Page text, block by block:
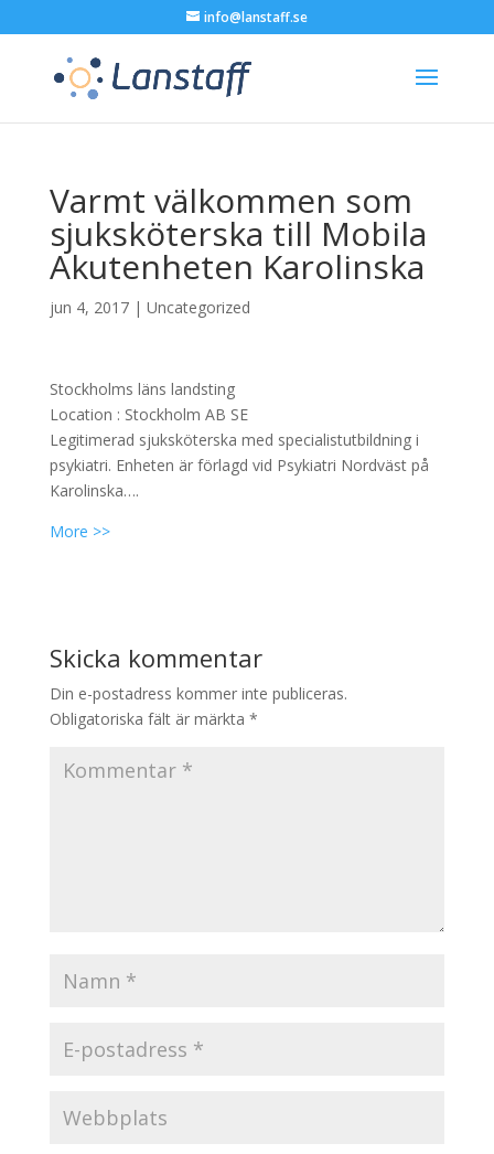
info@lanstaff.se
Varmt välkommen som
sjuksköterska till Mobila
Akutenheten Karolinska
jun 4, 2017| Uncategorized
Stockholms läns landsting
Location : Stockholm AB SE
Legitimerad sjuksköterska med specialistutbildning i
psykiatri. Enheten är förlagd vid Psykiatri Nordväst på
Karolinska….
More >>
Skicka kommentar
Din e-postadress kommer inte publiceras.
Obligatoriska fält är märkta *